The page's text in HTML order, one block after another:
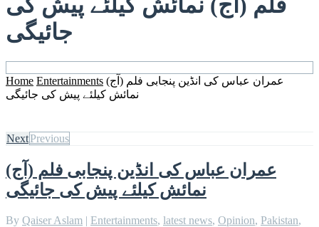
فلم (آج) نمائش کیلئے پیش کی
جائیگی
Home Entertainments عمران عباس کی انڈین پنجابی فلم (آج)
نمائش کیلئے پیش کی جائیگی
NextPrevious
عمران عباس کی انڈین پنجابی فلم (آج)
نمائش کیلئے پیش کی جائیگی
By Qaiser Aslam | Entertainments, latest news, Opinion, Pakistan,